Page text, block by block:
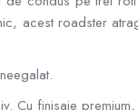
acest roadster
Cu finisaje